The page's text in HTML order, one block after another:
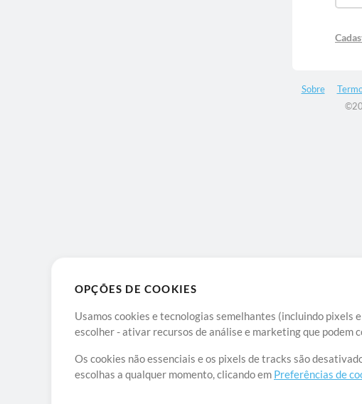
OPÇÕES DE COOKIES
Usamos cookies e tecnologias semelhantes (incluindo pixels
escolher - ativar recursos de análise e marketing que podem
Os cookies não essenciais e os pixels de tracks são
escolhas a qualquer momento, clicando em Preferências de
Sobre